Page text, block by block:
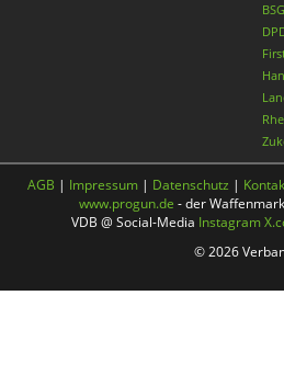
AGB | Impressum | Datenschutz |
www.progun.de - der
VDB @ Social-Media Instagram
© 2026